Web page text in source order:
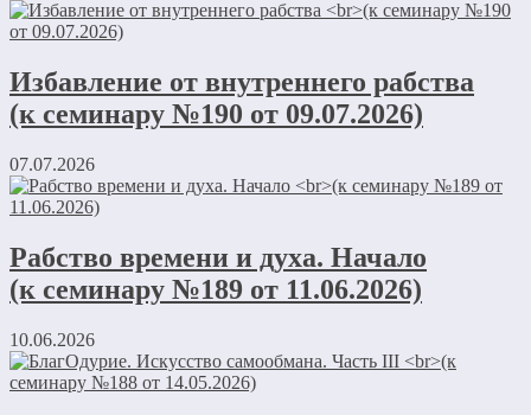
Избавление от внутреннего рабства
(к семинару №190 от 09.07.2026)
07.07.2026
Рабство времени и духа. Начало
(к семинару №189 от 11.06.2026)
10.06.2026